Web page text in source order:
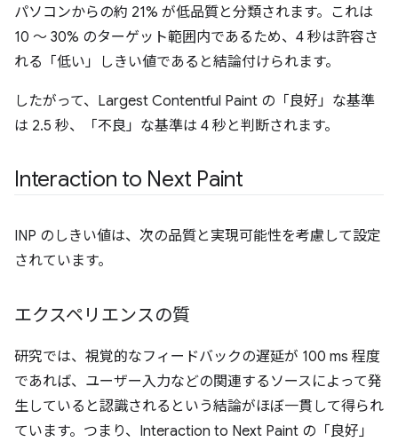
パソコンからの約 21% が低品質と分類されます。これは
10 ～ 30% のターゲット範囲内であるため、4 秒は許容さ
れる「低い」しきい値であると結論付けられます。
したがって、Largest Contentful Paint の「良好」な基準
は 2.5 秒、「不良」な基準は 4 秒と判断されます。
Interaction to Next Paint
INP のしきい値は、次の品質と実現可能性を考慮して設定
されています。
エクスペリエンスの質
研究では、視覚的なフィードバックの遅延が 100 ms 程度
であれば、ユーザー入力などの関連するソースによって発
生していると認識されるという結論がほぼ一貫して得られ
ています。つまり、Interaction to Next Paint の「良好」